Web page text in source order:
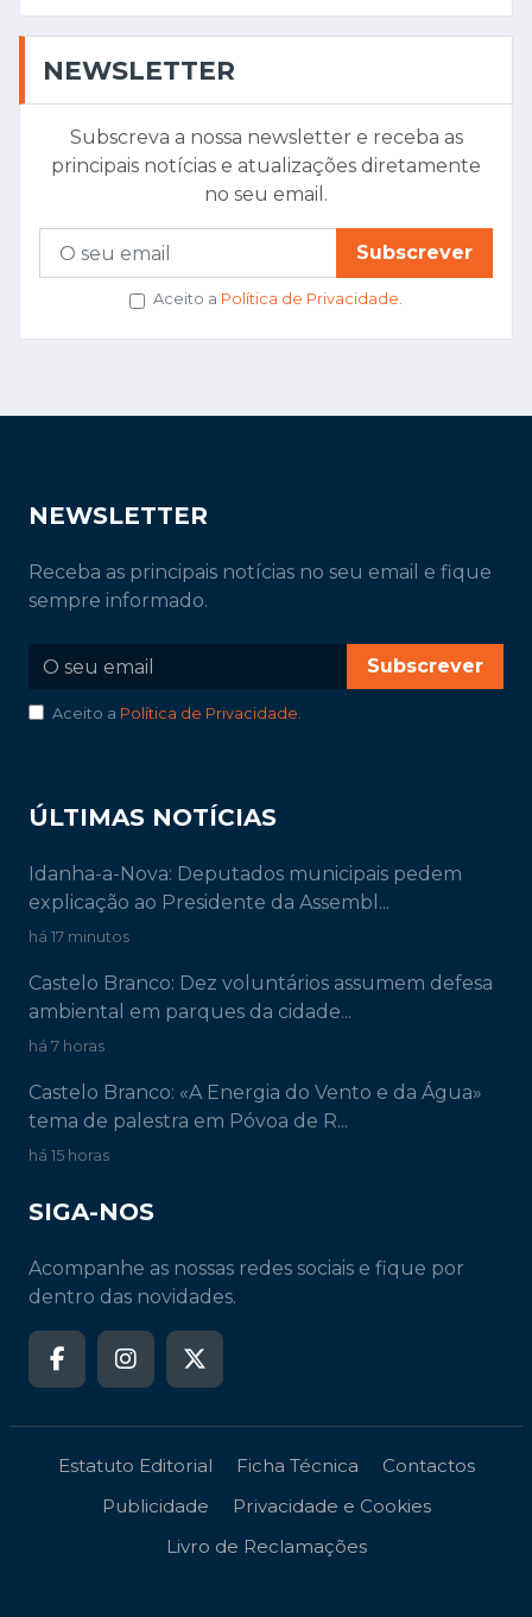
NEWSLETTER
Subscreva a nossa newsletter e receba as
principais notícias e atualizações diretamente
no seu email.
Subscrever
Aceito a Política de Privacidade.
NEWSLETTER
Receba as principais notícias no seu email e fique
sempre informado.
Subscrever
Aceito a Política de Privacidade.
ÚLTIMAS NOTÍCIAS
Idanha-a-Nova: Deputados municipais pedem
explicação ao Presidente da Assembl...
há 17 minutos
Castelo Branco: Dez voluntários assumem defesa
ambiental em parques da cidade...
há 7 horas
Castelo Branco: «A Energia do Vento e da Água»
tema de palestra em Póvoa de R...
há 15 horas
SIGA-NOS
Acompanhe as nossas redes sociais e fique por
dentro das novidades.
Estatuto Editorial Ficha Técnica
Contactos
Publicidade
Privacidade e Cookies
Livro de Reclamações